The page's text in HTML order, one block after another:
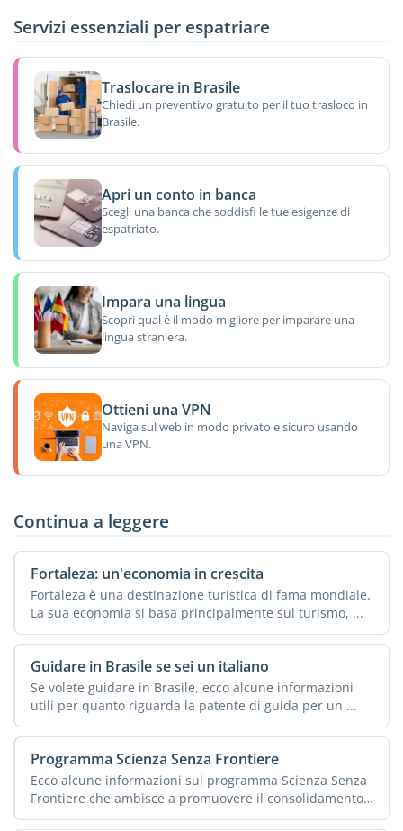
Servizi essenziali per espatriare
Traslocare in Brasile
Chiedi un preventivo gratuito per il tuo trasloco in
Brasile.
Apri un conto in banca
Scegli una banca che soddisfi le tue esigenze di
espatriato.
Impara una lingua
Scopri qual è il modo migliore per imparare una
lingua straniera.
Ottieni una VPN
Naviga sul web in modo privato e sicuro usando
una VPN.
Continua a leggere
Fortaleza: un'economia in crescita
Fortaleza è una destinazione turistica di fama mondiale.
La sua economia si basa principalmente sul turismo, ...
Guidare in Brasile se sei un italiano
Se volete guidare in Brasile, ecco alcune informazioni
utili per quanto riguarda la patente di guida per un ...
Programma Scienza Senza Frontiere
Ecco alcune informazioni sul programma Scienza Senza
Frontiere che ambisce a promuovere il consolidamento,
...